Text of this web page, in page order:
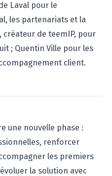
Laval pour le
les partenariats et la
créateur de teemIP, pour
; Quentin Ville pour les
client.
une nouvelle phase :
renforcer
les premiers
la solution avec